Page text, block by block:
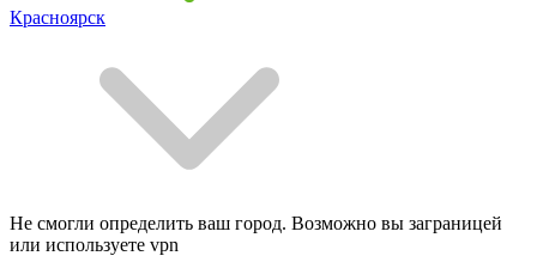
Красноярск
Не смогли определить ваш город. Возможно вы заграницей
или используете vpn